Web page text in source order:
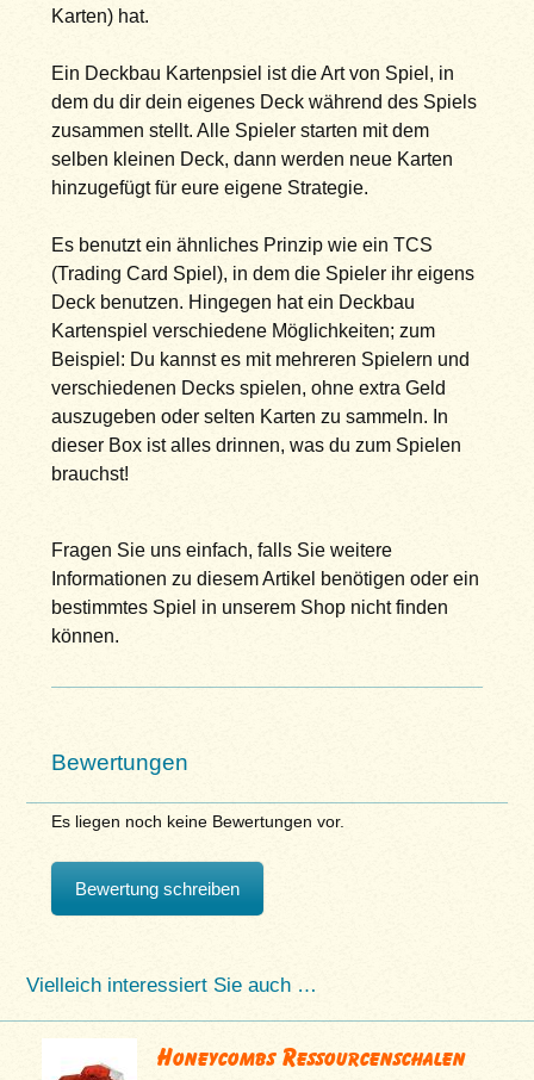
Karten) hat.
Ein Deckbau Kartenpsiel ist die Art von Spiel, in
dem du dir dein eigenes Deck während des Spiels
zusammen stellt. Alle Spieler starten mit dem
selben kleinen Deck, dann werden neue Karten
hinzugefügt für eure eigene Strategie.
Es benutzt ein ähnliches Prinzip wie ein TCS
(Trading Card Spiel), in dem die Spieler ihr eigens
Deck benutzen. Hingegen hat ein Deckbau
Kartenspiel verschiedene Möglichkeiten; zum
Beispiel: Du kannst es mit mehreren Spielern und
verschiedenen Decks spielen, ohne extra Geld
auszugeben oder selten Karten zu sammeln. In
dieser Box ist alles drinnen, was du zum Spielen
brauchst!
Fragen Sie uns einfach, falls Sie weitere
Informationen zu diesem Artikel benötigen oder ein
bestimmtes Spiel in unserem Shop nicht finden
können.
Bewertungen
Es liegen noch keine Bewertungen vor.
Bewertung schreiben
Vielleich interessiert Sie auch …
Honeycombs Ressourcenschalen